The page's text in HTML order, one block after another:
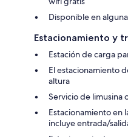
Disponible en
Estacionamiento y
Estación de carga
El estacionamiento
altura
Servicio de limusina
Estacionamiento en
incluye entrada/